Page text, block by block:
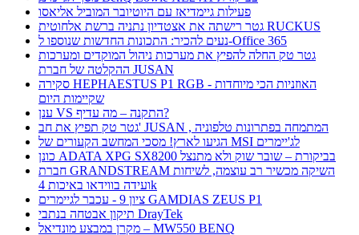
פעילות גיימדיאז עם היוטיובר המוביל אליאסו
גטר רישתה את אצטדיון נתניה ברשת אלחוטית RUCKUS
נעים להכיר: התכונות החדשות שנוספו ל-Office 365
גטר טק החלה להפיץ את מערכות ניהול המוקדים ומערכות
ההקלטה של חברת JUSAN
סקירה HEPHAESTUS P1 RGB - האוזניות הכי מיוחדות
שקיימות היום
ענן VS התקנה – מה עדיף?
גטר טק תפיץ את חב' JUSAN , המתמחה בפתרונות טלפוניה
הגיעו לארץ! מסכי המחשב הקעורים של MSI לג'יימרים
כונן ADATA XPG SX8200 בביקורת – שובר שוק ולא מתנצל
חברת GRANDSTREAM השיקה מכשיר רב עוצמה, לשיחות
ועידה בווידאו באיכות 4k
ציון 9 - עכבר לגיימרים GAMDIAS ZEUS P1
תיקון אבטחה בנתבי DrayTek
מקרן במבצע מונדיאל – MW550 BENQ